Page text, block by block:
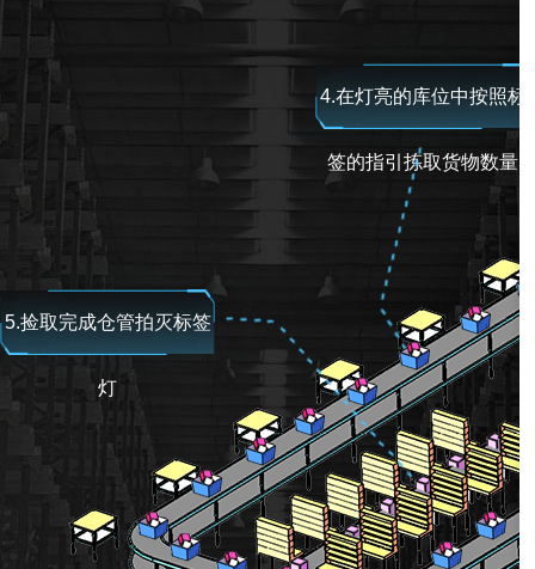
4.在灯亮的库位中按照标
签的指引拣取货物数量
5.捡取完成仓管拍灭标签
灯